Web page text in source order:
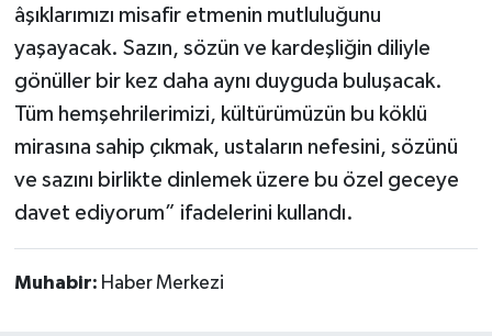
âşıklarımızı misafir etmenin mutluluğunu
yaşayacak. Sazın, sözün ve kardeşliğin diliyle
gönüller bir kez daha aynı duyguda buluşacak.
Tüm hemşehrilerimizi, kültürümüzün bu köklü
mirasına sahip çıkmak, ustaların nefesini, sözünü
ve sazını birlikte dinlemek üzere bu özel geceye
davet ediyorum” ifadelerini kullandı.
Muhabir: Haber Merkezi